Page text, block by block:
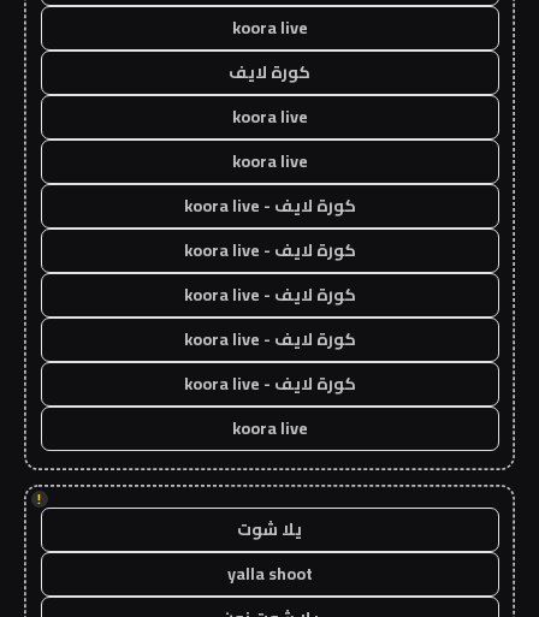
koora live
كورة لايف
koora live
koora live
كورة لايف - koora live
كورة لايف - koora live
كورة لايف - koora live
كورة لايف - koora live
كورة لايف - koora live
koora live
!
يلا شوت
yalla shoot